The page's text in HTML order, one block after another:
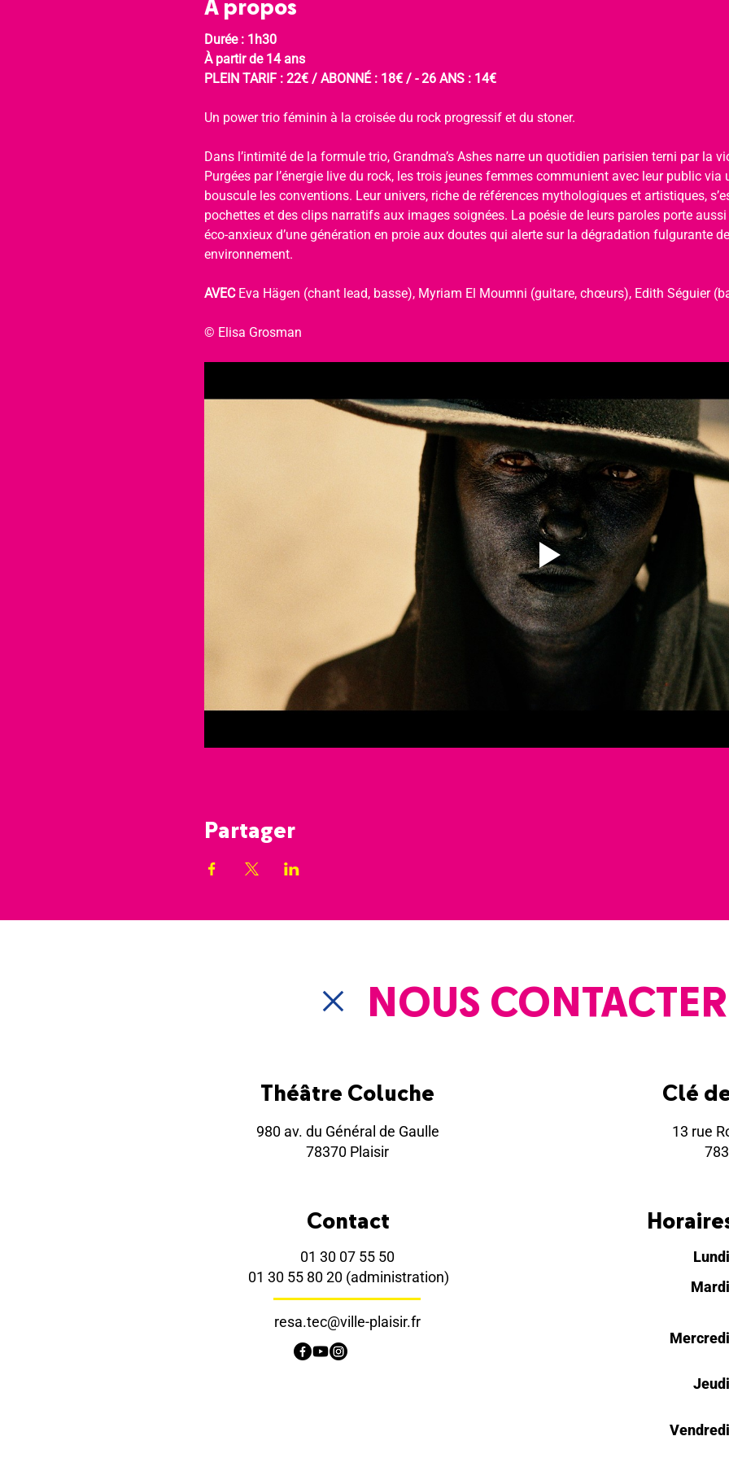
À propos
Durée : 1h30
À partir de 14 ans
PLEIN TARIF : 22€ / ABONNÉ : 18€ / - 26 ANS : 14€
Un power trio féminin à la croisée du rock progressif et du stoner.
Dans l’intimité de la formule trio, Grandma’s Ashes narre un quotidien parisien terni par la
Purgées par l’énergie live du rock, les trois jeunes femmes communient avec leur public
bouscule les conventions. Leur univers, riche de références mythologiques et artistiques,
pochettes et des clips narratifs aux images soignées. La poésie de leurs paroles porte
éco-anxieux d’une génération en proie aux doutes qui alerte sur la dégradation fulgurante
environnement.
AVEC Eva Hägen (chant lead, basse), Myriam El Moumni (guitare, chœurs), Edith Séguier
© Elisa Grosman
Partager
NOUS CONTACTER
Théâtre Coluche
980 av. du Général de Gaulle
78370 Plaisir
Clé
13 rue
Contact
01 30 07 55 50
01 30 55 80 20 (administration)
resa.tec@ville-plaisir.fr
Lundi
Mardi
Mercredi
Jeudi
Vendredi